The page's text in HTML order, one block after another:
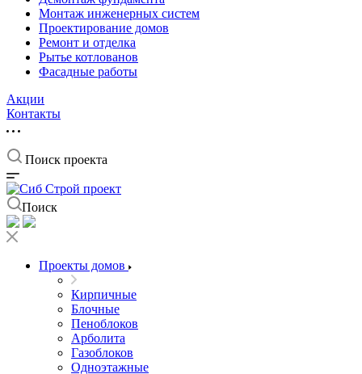
Монтаж инженерных систем
Проектирование домов
Ремонт и отделка
Рытье котлованов
Фасадные работы
Акции
Контакты
Поиск проекта
Поиск
Проекты домов
Кирпичные
Блочные
Пеноблоков
Арболита
Газоблоков
Одноэтажные